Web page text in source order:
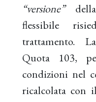
“versione”della
flessibile
trattamento.
Quota 103,
condizioni nel
ricalcolata con il